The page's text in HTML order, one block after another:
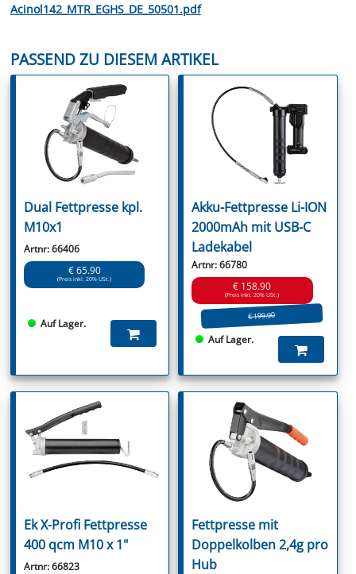
Acinol142_MTR_EGHS_DE_50501.pdf
PASSEND ZU DIESEM ARTIKEL
Dual Fettpresse kpl.
M10x1
Artnr: 66406
€ 65.90
(Preis inkl. 20% USt.)
Auf Lager.
Akku-Fettpresse Li-ION
2000mAh mit USB-C
Ladekabel
Artnr: 66780
€ 158.90
(Preis inkl. 20% USt.)
€ 199.90
Auf Lager.
Ek X-Profi Fettpresse
400 qcm M10 x 1"
Artnr: 66823
Fettpresse mit
Doppelkolben 2,4g pro
Hub